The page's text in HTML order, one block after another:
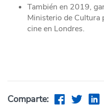
También en 2019,
Ministerio de Cultura
cine en Londres.
Comparte: